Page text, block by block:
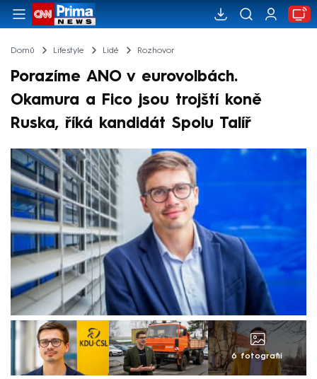
Domů Lifestyle Lidé Rozhovor
Porazíme ANO v eurovolbách.
Okamura a Fico jsou trojští koně
Ruska, říká kandidát Spolu Talíř
6 fotografií